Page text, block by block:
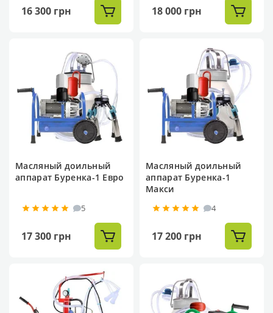
16 300 грн 18 000 грн
Масляный доильный
аппарат Буренка-1 Евро
5
17 300 грн
Масляный доильный
аппарат Буренка-1
Макси
4
17 200 грн